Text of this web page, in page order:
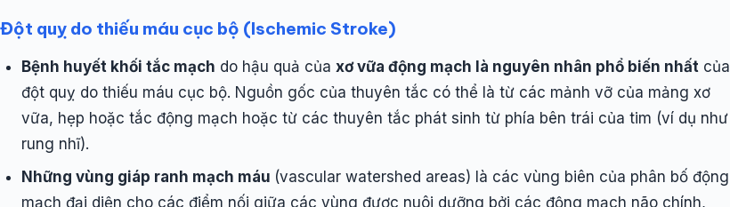
Đột quỵ do thiếu máu cục bộ (Ischemic Stroke)
Bệnh huyết khối tắc mạch do hậu quả của xơ vữa động mạch là nguyên nhân phổ biến nhất của
đột quỵ do thiếu máu cục bộ. Nguồn gốc của thuyên tắc có thể là từ các mảnh vỡ của mảng xơ
vữa, hẹp hoặc tắc động mạch hoặc từ các thuyên tắc phát sinh từ phía bên trái của tim (ví dụ như
rung nhĩ).
Những vùng giáp ranh mạch máu (vascular watershed areas) là các vùng biên của phân bố động
mạch đại diện cho các điểm nối giữa các vùng được nuôi dưỡng bởi các động mạch não chính,